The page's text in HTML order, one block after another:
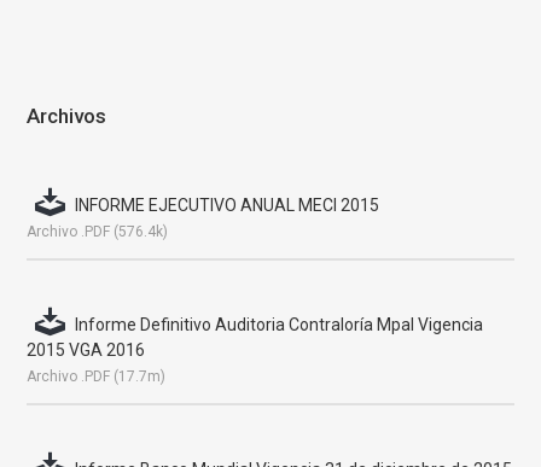
Archivos
INFORME EJECUTIVO ANUAL MECI 2015
Archivo .PDF (576.4k)
Informe Definitivo Auditoria Contraloría Mpal Vigencia
2015 VGA 2016
Archivo .PDF (17.7m)